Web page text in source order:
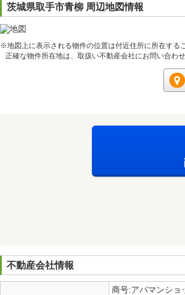
茨城県取手市青柳 周辺地図情報
※地図上に表示される物件の位置は付近住所に所在する
正確な物件所在地は、取扱い不動産会社にお問い合わせ
不動産会社情報
商号:アパマンシ